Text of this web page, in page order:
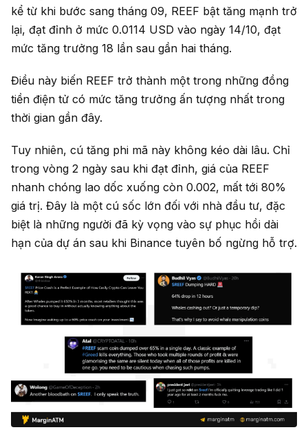
kể từ khi bước sang tháng 09, REEF bật tăng mạnh trở
lại, đạt đỉnh ở mức 0.0114 USD vào ngày 14/10, đạt
mức tăng trưởng 18 lần sau gần hai tháng.
Điều này biến REEF trở thành một trong những đồng
tiền điện tử có mức tăng trưởng ấn tượng nhất trong
thời gian gần đây.
Tuy nhiên, cú tăng phi mã này không kéo dài lâu. Chỉ
trong vòng 2 ngày sau khi đạt đỉnh, giá của REEF
nhanh chóng lao dốc xuống còn 0.002, mất tới 80%
giá trị. Đây là một cú sốc lớn đối với nhà đầu tư, đặc
biệt là những người đã kỳ vọng vào sự phục hồi dài
hạn của dự án sau khi Binance tuyên bố ngừng hỗ trợ.